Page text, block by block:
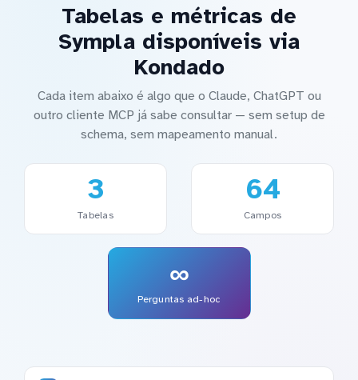
Tabelas e métricas de
Sympla disponíveis via
Kondado
Cada item abaixo é algo que o Claude, ChatGPT ou
outro cliente MCP já sabe consultar — sem setup de
schema, sem mapeamento manual.
3
Tabelas
64
Campos
∞
Perguntas ad-hoc